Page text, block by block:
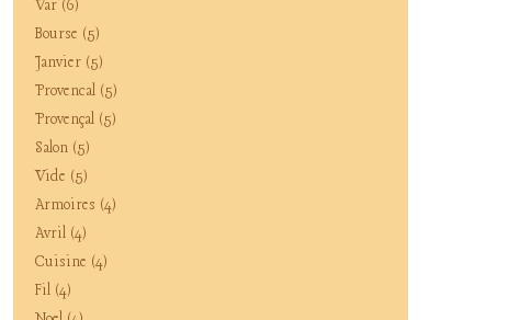
Var (6)
Bourse (5)
Janvier (5)
Provencal (5)
Provençal (5)
Salon (5)
Vide (5)
Armoires (4)
Avril (4)
Cuisine (4)
Fil (4)